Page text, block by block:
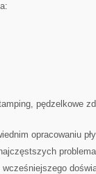
pędzelkowe
opracowaniu